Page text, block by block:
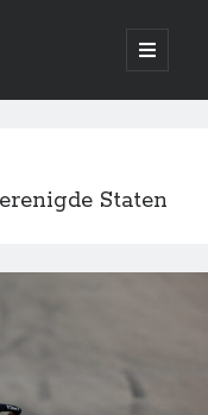
open
primair
Staten